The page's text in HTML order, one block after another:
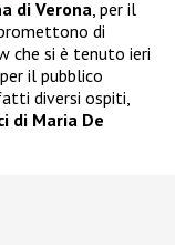
di Verona, per il
di
che si è tenuto ieri
il pubblico
diversi ospiti,
di Maria De